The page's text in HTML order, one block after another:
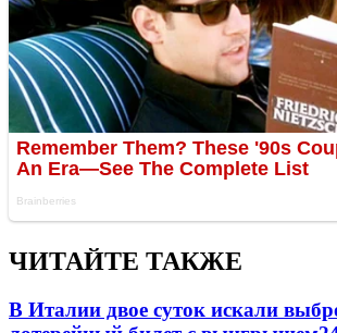
ЧИТАЙТЕ ТАКЖЕ
В Италии двое суток искали